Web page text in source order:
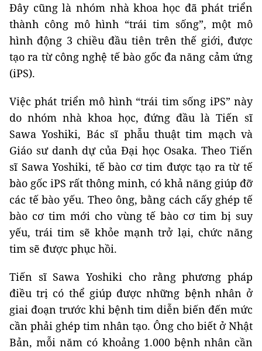
Đây cũng là nhóm nhà khoa học đã phát triển
thành công mô hình “trái tim sống”, một mô
hình động 3 chiều đầu tiên trên thế giới, được
tạo ra từ công nghệ tế bào gốc đa năng cảm ứng
(iPS).
Việc phát triển mô hình “trái tim sống iPS” này
do nhóm nhà khoa học, đứng đầu là Tiến sĩ
Sawa Yoshiki, Bác sĩ phẫu thuật tim mạch và
Giáo sư danh dự của Đại học Osaka. Theo Tiến
sĩ Sawa Yoshiki, tế bào cơ tim được tạo ra từ tế
bào gốc iPS rất thông minh, có khả năng giúp đỡ
các tế bào yếu. Theo ông, bằng cách cấy ghép tế
bào cơ tim mới cho vùng tế bào cơ tim bị suy
yếu, trái tim sẽ khỏe mạnh trở lại, chức năng
tim sẽ được phục hồi.
Tiến sĩ Sawa Yoshiki cho rằng phương pháp
điều trị có thể giúp được những bệnh nhân ở
giai đoạn trước khi bệnh tim diễn biến đến mức
cần phải ghép tim nhân tạo. Ông cho biết ở Nhật
Bản, mỗi năm có khoảng 1.000 bệnh nhân cần